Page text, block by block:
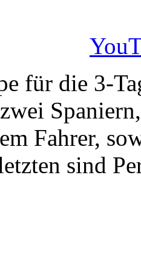
für die 3-
Fahrer,
sind